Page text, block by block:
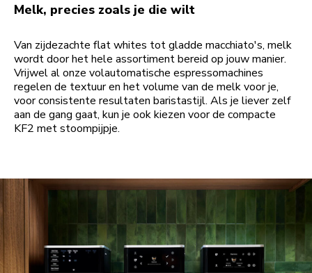
Melk, precies zoals je die wilt
Van zijdezachte flat whites tot gladde macchiato's, melk
wordt door het hele assortiment bereid op jouw manier.
Vrijwel al onze volautomatische espressomachines
regelen de textuur en het volume van de melk voor je,
voor consistente resultaten baristastijl. Als je liever zelf
aan de gang gaat, kun je ook kiezen voor de compacte
KF2 met stoompijpje.